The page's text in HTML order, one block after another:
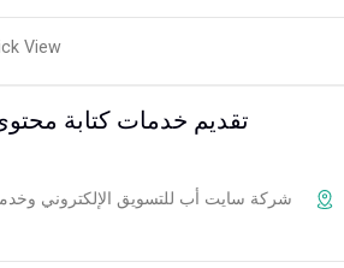
View
تقديم خدمات كتابة
شركة سايت أب للتسويق الإلكتروني